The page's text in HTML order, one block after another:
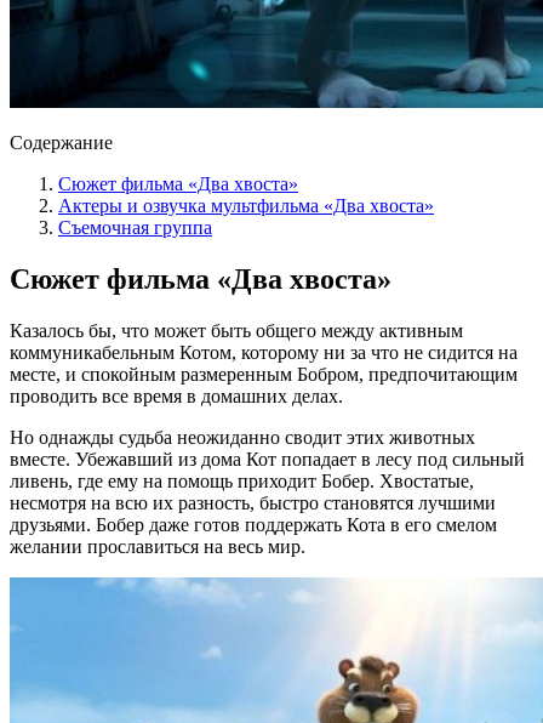
Содержание
Сюжет фильма «Два хвоста»
Актеры и озвучка мультфильма «Два хвоста»
Съемочная группа
Сюжет фильма «Два хвоста»
Казалось бы, что может быть общего между активным
коммуникабельным Котом, которому ни за что не сидится на
месте, и спокойным размеренным Бобром, предпочитающим
проводить все время в домашних делах.
Но однажды судьба неожиданно сводит этих животных
вместе. Убежавший из дома Кот попадает в лесу под сильный
ливень, где ему на помощь приходит Бобер. Хвостатые,
несмотря на всю их разность, быстро становятся лучшими
друзьями. Бобер даже готов поддержать Кота в его смелом
желании прославиться на весь мир.